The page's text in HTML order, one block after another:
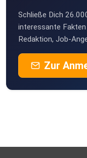
Schließe Dich
interessante
Redaktion, Job-
Zur